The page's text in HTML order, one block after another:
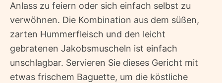
Anlass zu feiern oder sich einfach selbst zu
verwöhnen. Die Kombination aus dem süßen,
zarten Hummerfleisch und den leicht
gebratenen Jakobsmuscheln ist einfach
unschlagbar. Servieren Sie dieses Gericht mit
etwas frischem Baguette, um die köstliche